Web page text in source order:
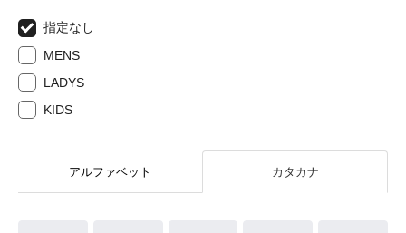
指定なし
MENS
LADYS
KIDS
アルファベット カタカナ